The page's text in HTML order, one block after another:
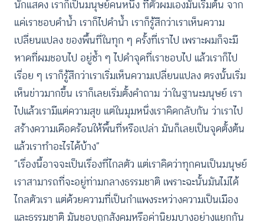
นักแสดง เราก็เป็นมนุษย์คนหนึ่ง ที่ตัวผมเองมันเริ่มต้น จาก
แค่เราชอบดำน้ำ เราก็ไปดำน้ำ เราก็รู้สึกว่าเราเห็นความ
เปลี่ยนแปลง ของพื้นที่ในทุก ๆ ครั้งที่เราไป เพราะผมก็จะมี
หาดที่ผมชอบไป อยู่ซ้ำ ๆ ไปดำจุดที่เราชอบไป แล้วเราก็ไป
เรื่อย ๆ เราก็รู้สึกว่าเราเริ่มเห็นความเปลี่ยนแปลง ตรงนั้นเริ่ม
เห็นข่าวมากขึ้น เราก็เลยเริ่มตั้งคำถาม ว่าในฐานะมนุษย์ เรา
ไปแล้วเรามีแต่ความสุข แต่ในมุมหนึ่งเราคิดกลับกัน ว่าเราไป
สร้างความเดือดร้อนให้พื้นที่หรือเปล่า มันก็เลยเป็นจุดตั้งต้น
แล้วเราทำอะไรได้บ้าง”
“เรื่องนี้อาจจะเป็นเรื่องที่ไกลตัว แต่เราคิดว่าทุกคนเป็นมนุษย์
เราสามารถที่จะอยู่ท่ามกลางธรรมชาติ เพราะฉะนั้นมันไม่ได้
ไกลตัวเรา แต่ด้วยความที่เป็นกำแพงระหว่างความเป็นเมือง
และธรรมชาติ มันชอบถูกสังคมหรือค่านิยมบางอย่างแยกกัน